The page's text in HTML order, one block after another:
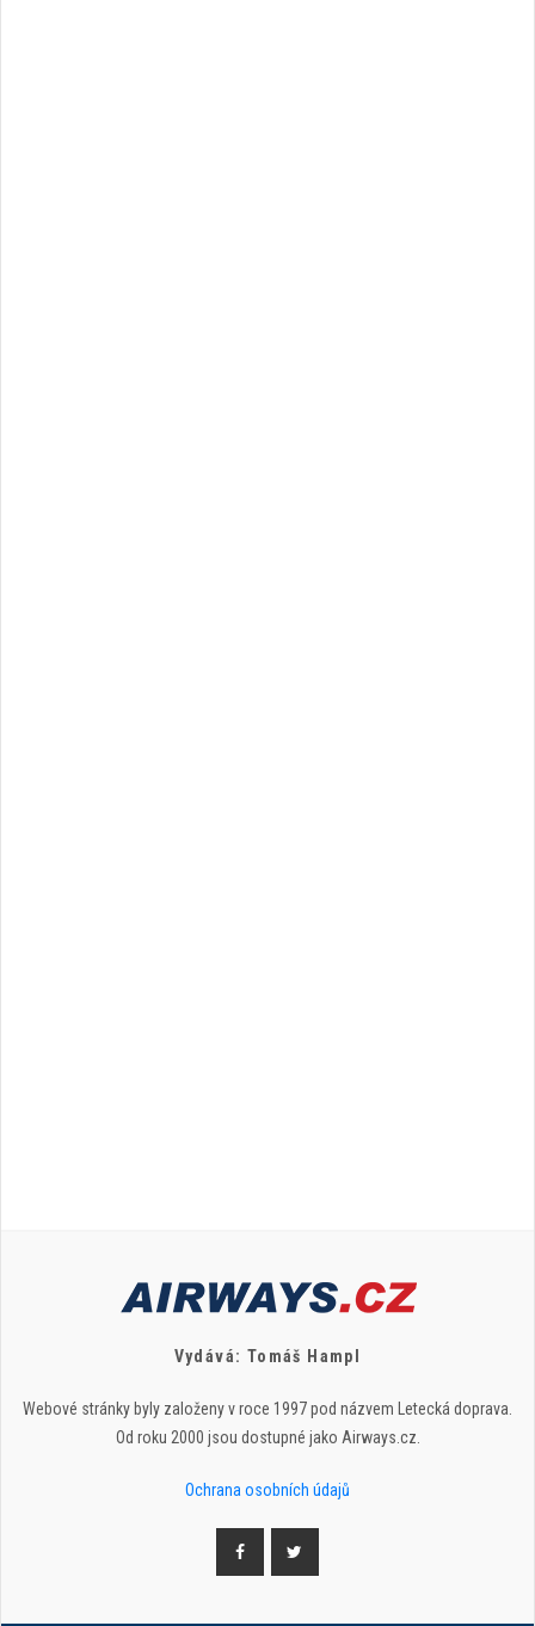
Vydává: Tomáš Hampl
Webové stránky byly založeny v roce 1997 pod názvem Letecká doprava.
Od roku 2000 jsou dostupné jako Airways.cz.
Ochrana osobních údajů